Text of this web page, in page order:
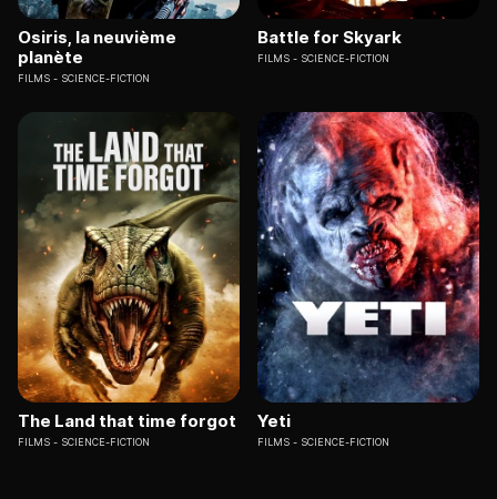
Osiris, la neuvième
planète
FILMS SCIENCE-FICTION
Battle for Skyark
FILMS SCIENCE-FICTION
The Land that time forgot
FILMS SCIENCE-FICTION
Yeti
FILMS SCIENCE-FICTION